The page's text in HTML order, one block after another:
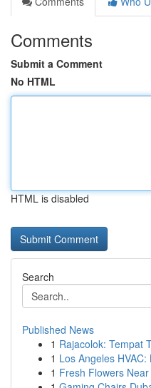
Comments
Submit a Comment
No HTML
HTML is disabled
Search
Published News
1 Rajacolok: Tempat
1 Los Angeles
1 Fresh Flowers